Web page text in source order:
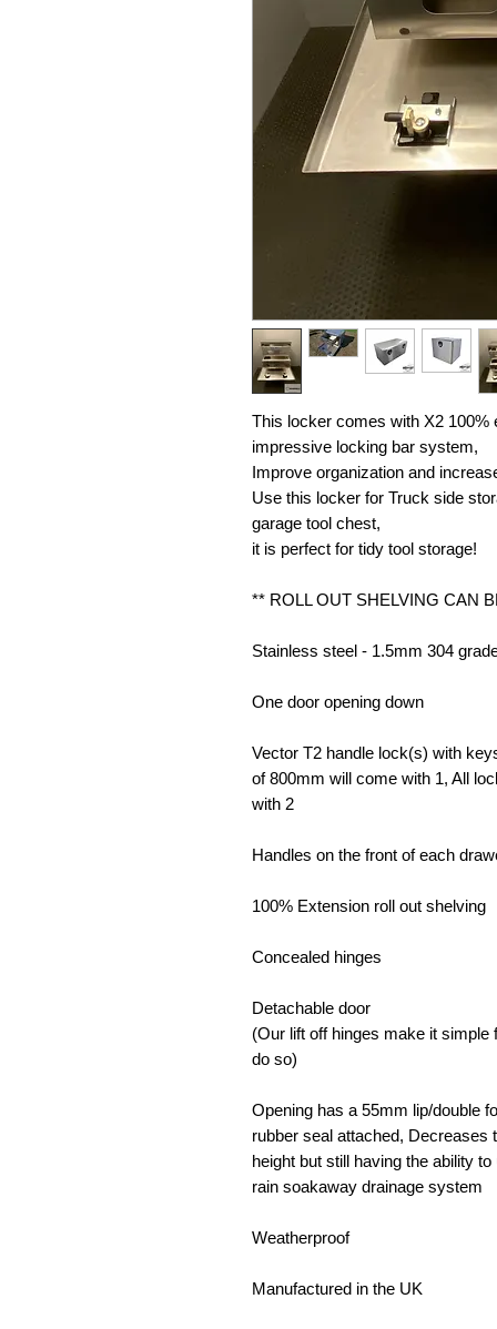
This locker comes with X2 100%
impressive locking bar system,
Improve organization and
Use this locker for Truck side
garage tool chest,
it is perfect for tidy tool storage!
** ROLL OUT SHELVING CAN
Stainless steel - 1.5mm 304
One door opening down
Vector T2 handle lock(s) with
of 800mm will come with 1, All
with 2
Handles on the front of each
100% Extension roll out shelving
Concealed hinges
Detachable door
(Our lift off hinges make it
do so)
Opening has a 55mm lip/double
rubber seal attached, Decreases
height but still having the ability
rain soakaway drainage system
Weatherproof
Manufactured in the UK